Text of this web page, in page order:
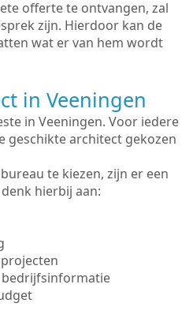
offerte te ontvangen, zal
zijn. Hierdoor kan de
wat er van hem wordt
in Veeningen
in Veeningen. Voor iedere
geschikte architect gekozen
te kiezen, zijn er een
hierbij aan:
bedrijfsinformatie